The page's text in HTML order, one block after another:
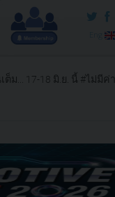
... 17-18 มิ.ย. นี้ #ไม่มีค่า